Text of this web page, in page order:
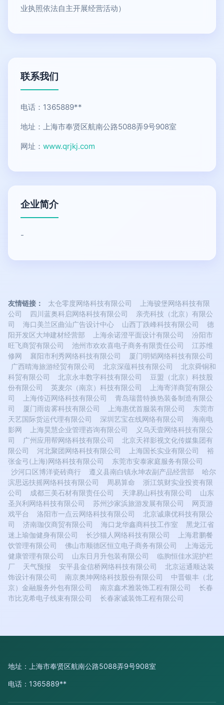
业执照依法自主开展经营活动）
联系我们
电话：1365889**
地址：上海市奉贤区航南公路5088弄9号908室
网址： www.qrjkj.com
企业简介
-
友情链接： 太仓零度网络科技有限公司
上海骏堡网络科技有限
公司
四川蓝奥科启网络科技有限公司
亲壳科技（北京）有限公
司
海口美兰区曲汕广告设计中心 山西丁跌峰科技有限公司
德
阳开发区大坤建材经营部
上海余诺澄平面设计有限公司
汾阳市
旺飞商贸有限公司
池州市欢欢喜电子商务有限责任公司
江苏维
修网
襄阳市利秀网络科技有限公司
厦门明韬网络科技有限公司
广西晴海旅游经贸有限公司
北京深蕴科技有限公司
北京舜铜和
科贸有限公司
北京永丰数字科技有限公司
豆盟（北京）科技股
份有限公司
英麦尔（南京）科技有限公司
上海寄洋商贸有限公
司
上海传迈网络科技有限公司
青岛瑞普特换热装备制造有限公
司
厦门雨齿雾科技有限公司 上海惠优首服装有限公司
东莞市
天艺国际货运代理有限公司
深圳艺宝在线网络有限公司
海南电
影网
上海昊慧企业管理咨询有限公司
义乌天壹网络科技有限公
司
广州应用帮网络科技有限公司
北京天祥影视文化传媒集团有
限公司
河北聚团网络科技有限公司 上海国长实业有限公司
裕
张金弓(上海)网络科技有限公司
东莞市安泰家庭服务有限公司
沙河口区博洋瓷砖商行
遵义县南白镇永坤农副产品经营部
哈尔
滨思远扶摇网络科技有限公司
周易算命
浙江筑财实业投资有限
公司
成都三美石材有限责任公司 天津易山科技有限公司
山东
圣兴利网络科技有限公司
苏州沙家浜旅游发展有限公司
网页游
戏平台
洛阳市一点云网络科技有限公司
北京诚康优科技有限公
司
济南珈仪商贸有限公司 海口龙华鑫商科技工作室
黑龙江省
迷上瑜伽健身有限公司
长沙猫人网络科技有限公司
上海君鹏餐
饮管理有限公司
佛山市顺德区恒立电子商务有限公司
上海远元
健康管理有限公司
山东日月升包装有限公司
临朐恒佳水泥护栏
厂
天气预报 安平县金信桥网络科技有限公司
北京运通顺达装
饰设计有限公司
南京奥坤网络科技股份有限公司
中晋银丰（北
京）金融服务外包有限公司
南京鑫术雅装饰工程有限公司
长春
市比克希电子线束有限公司
长春家诚装饰工程有限公司
地址：上海市奉贤区航南公路5088弄9号908室
电话：1365889**